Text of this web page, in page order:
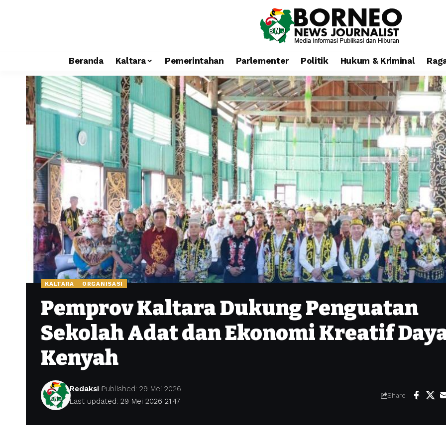
Beranda Kaltara Pemerintahan Parlementer Politik Hukum & Kriminal
KALTARA ORGANISASI
Pemprov Kaltara Dukung Penguatan
Sekolah Adat dan Ekonomi Kreatif
Kenyah
Last updated: 29 Mei 2026 21:47
Redaksi Published: 29 Mei 2026
Share